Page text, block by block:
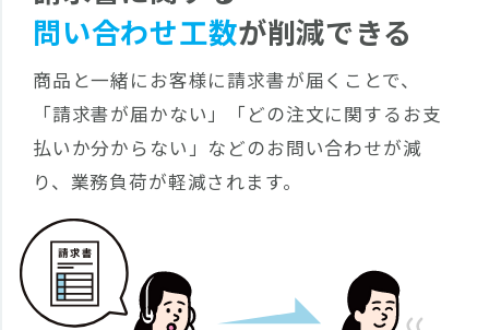
問い合わせ工数が削減できる
商品と一緒にお客様に請求書が届くことで、
「請求書が届かない」「どの注文に関するお支
払いか分からない」などのお問い合わせが減
り、業務負荷が軽減されます。